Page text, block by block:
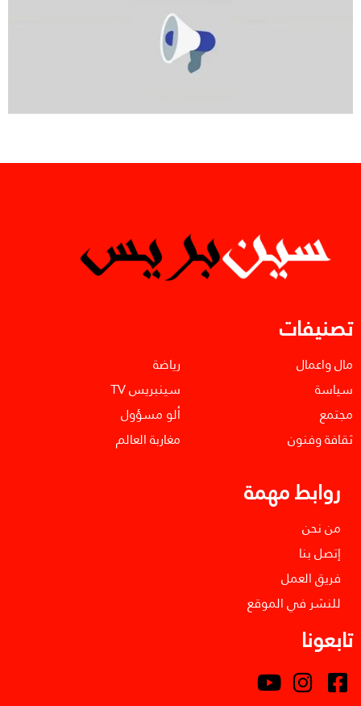
تصنيفات
مال واعمال
سياسة
مجتمع
ثقافة وفنون
رياضة
سينبريس TV
ألو مسؤول
مغاربة العالم
روابط مهمة
من نحن
إتصل بنا
فريق العمل
للنشر في الموقع
تابعونا